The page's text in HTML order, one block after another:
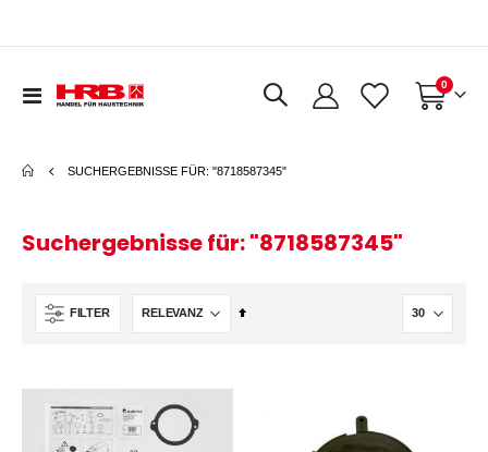
Navigation
Warenkorb
0Artikel
SUCHERGEBNISSE FÜR: "8718587345"
Suchergebnisse für: "8718587345"
FILTER
In